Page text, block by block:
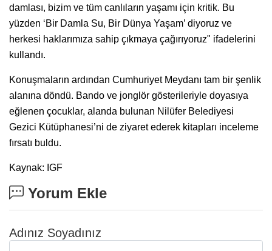
damlası, bizim ve tüm canlıların yaşamı için kritik. Bu
yüzden ‘Bir Damla Su, Bir Dünya Yaşam’ diyoruz ve
herkesi haklarımıza sahip çıkmaya çağırıyoruz" ifadelerini
kullandı.
Konuşmaların ardından Cumhuriyet Meydanı tam bir şenlik
alanına döndü. Bando ve jonglör gösterileriyle doyasıya
eğlenen çocuklar, alanda bulunan Nilüfer Belediyesi
Gezici Kütüphanesi’ni de ziyaret ederek kitapları inceleme
fırsatı buldu.
Kaynak: IGF
Yorum Ekle
Adınız Soyadınız